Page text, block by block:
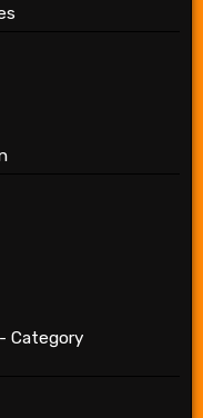
Category